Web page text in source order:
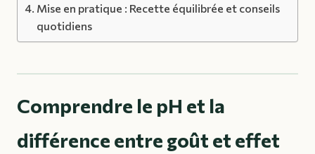
Mise en pratique : Recette équilibrée et conseils
quotidiens
Comprendre le pH et la
différence entre goût et effet